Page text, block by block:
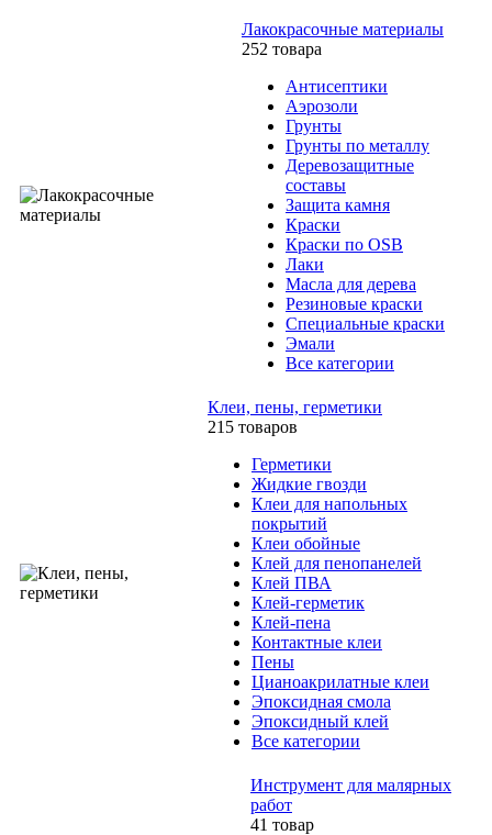
Лакокрасочные материалы
252 товара
Антисептики
Аэрозоли
Грунты
Грунты по металлу
Деревозащитные
составы
Защита камня
Краски
Краски по OSB
Лаки
Масла для дерева
Резиновые краски
Специальные краски
Эмали
Все категории
Клеи, пены, герметики
215 товаров
Герметики
Жидкие гвозди
Клеи для напольных
покрытий
Клеи обойные
Клей для пенопанелей
Клей ПВА
Клей-герметик
Клей-пена
Контактные клеи
Пены
Цианоакрилатные клеи
Эпоксидная смола
Эпоксидный клей
Все категории
Инструмент для малярных
работ
41 товар